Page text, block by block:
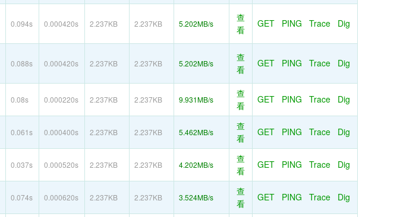
0.094s 0.000420s 2.237KB 2.237KB 5.202MB/s
查
看
GET PING Trace Dig
0.088s 0.000420s 2.237KB 2.237KB 5.202MB/s
查
看
GET PING Trace Dig
0.08s 0.000220s 2.237KB 2.237KB 9.931MB/s
查
看
GET PING Trace Dig
0.061s 0.000400s 2.237KB 2.237KB 5.462MB/s
查
看
GET PING Trace Dig
0.037s 0.000520s 2.237KB 2.237KB 4.202MB/s
查
看
GET PING Trace Dig
0.074s 0.000620s 2.237KB 2.237KB 3.524MB/s
查
看
GET PING Trace Dig